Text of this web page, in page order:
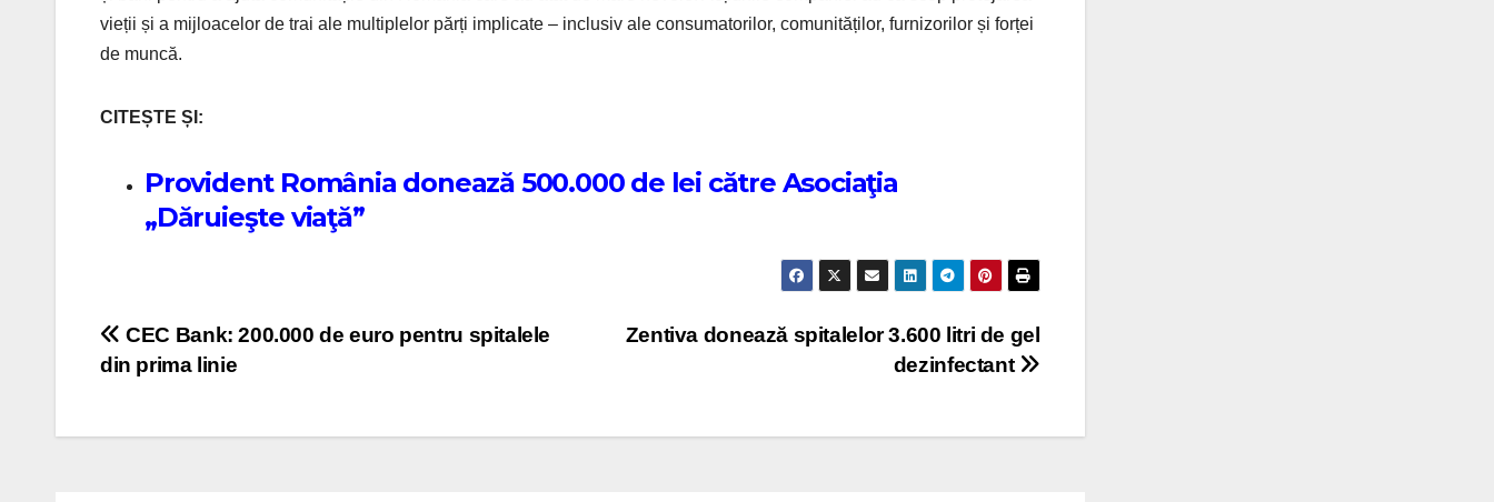
vieții și a mijloacelor de trai ale multiplelor părți implicate – inclusiv ale consumatorilor, comunităților, furnizorilor și forței
de muncă.
CITEȘTE ȘI:
Provident România donează 500.000 de lei către Asociaţia
„Dăruieşte viaţă”
Post navigation
Zentiva donează spitalelor 3.600 litri de gel
dezinfectant
CEC Bank: 200.000 de euro pentru spitalele
din prima linie